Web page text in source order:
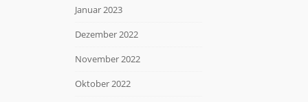
Januar 2023
Dezember 2022
November 2022
Oktober 2022